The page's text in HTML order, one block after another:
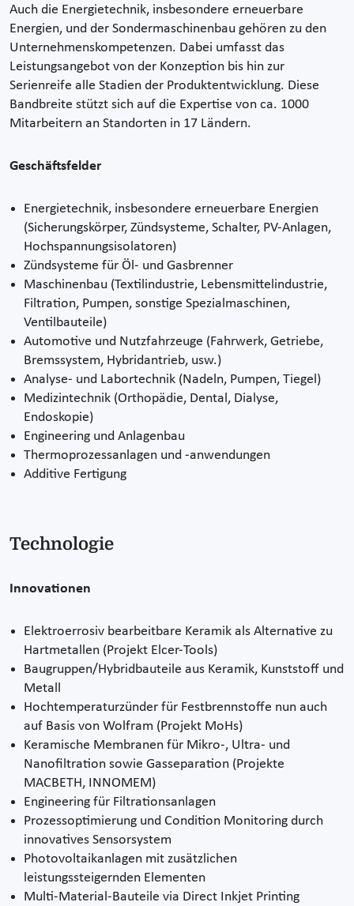
Auch die Energietechnik, insbesondere erneuerbare
Energien, und der Sondermaschinenbau gehören zu den
Unternehmenskompetenzen. Dabei umfasst das
Leistungsangebot von der Konzeption bis hin zur
Serienreife alle Stadien der Produktentwicklung. Diese
Bandbreite stützt sich auf die Expertise von ca. 1000
Mitarbeitern an Standorten in 17 Ländern.
Geschäftsfelder
Energietechnik, insbesondere erneuerbare Energien
(Sicherungskörper, Zündsysteme, Schalter, PV-Anlagen,
Hochspannungsisolatoren)
Zündsysteme für Öl- und Gasbrenner
Maschinenbau (Textilindustrie, Lebensmittelindustrie,
Filtration, Pumpen, sonstige Spezialmaschinen,
Ventilbauteile)
Automotive und Nutzfahrzeuge (Fahrwerk, Getriebe,
Bremssystem, Hybridantrieb, usw.)
Analyse- und Labortechnik (Nadeln, Pumpen, Tiegel)
Medizintechnik (Orthopädie, Dental, Dialyse,
Endoskopie)
Engineering und Anlagenbau
Thermoprozessanlagen und -anwendungen
Additive Fertigung
Technologie
Innovationen
Elektroerrosiv bearbeitbare Keramik als Alternative zu
Hartmetallen (Projekt Elcer-Tools)
Baugruppen/Hybridbauteile aus Keramik, Kunststoff und
Metall
Hochtemperaturzünder für Festbrennstoffe nun auch
auf Basis von Wolfram (Projekt MoHs)
Keramische Membranen für Mikro-, Ultra- und
Nanofiltration sowie Gasseparation (Projekte
MACBETH, INNOMEM)
Engineering für Filtrationsanlagen
Prozessoptimierung und Condition Monitoring durch
innovatives Sensorsystem
Photovoltaikanlagen mit zusätzlichen
leistungssteigernden Elementen
Multi-Material-Bauteile via Direct Inkjet Printing